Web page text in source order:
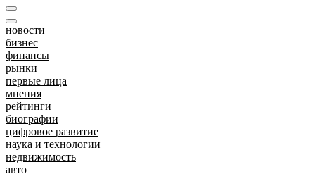
новости
бизнес
финансы
рынки
первые лица
мнения
рейтинги
биографии
цифровое развитие
наука и технологии
недвижимость
авто